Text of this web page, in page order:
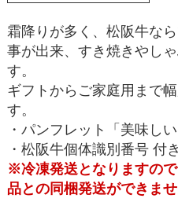
霜降りが多く、松阪牛な
事が出来、すき焼きやし
す。
ギフトからご家庭用まで
す。
・パンフレット「美味し
・松阪牛個体識別番号 付き
※冷凍発送となりますの
品との同梱発送ができませ